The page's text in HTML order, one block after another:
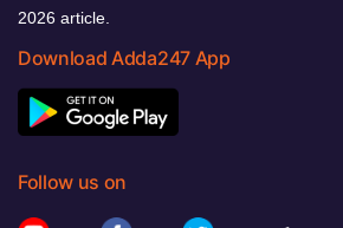
2026 article.
Download Adda247 App
Follow us on